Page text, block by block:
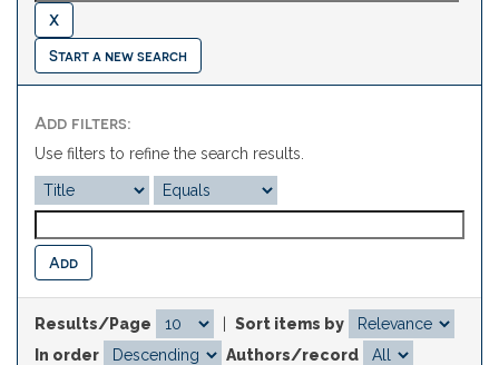
Start a new search
Add filters:
Use filters to refine the search results.
Results/Page
Sort items by
In order
Authors/record